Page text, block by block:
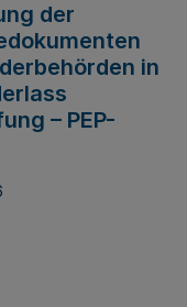
der
in
– PEP-